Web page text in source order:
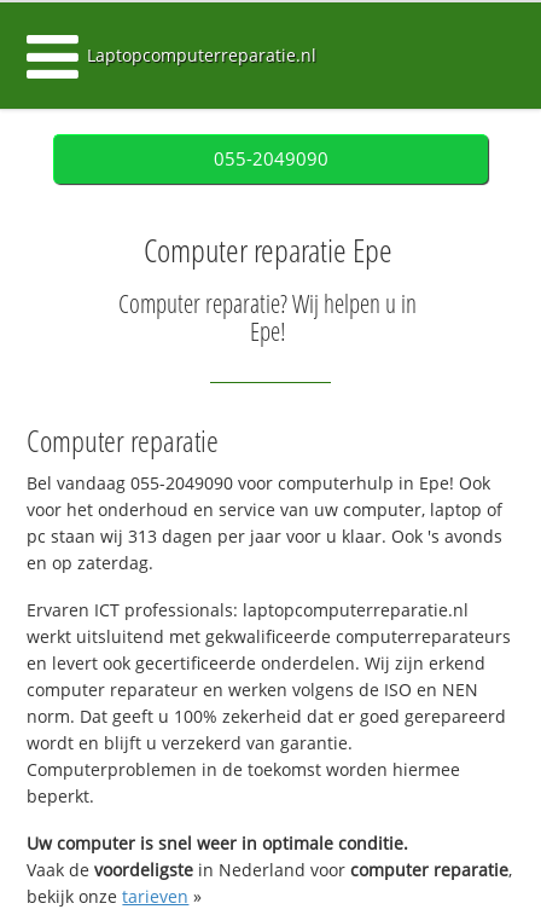
Laptopcomputerreparatie.nl
055-2049090
Computer reparatie Epe
Computer reparatie? Wij helpen u in
Epe!
Computer reparatie
Bel vandaag 055-2049090 voor computerhulp in Epe! Ook
voor het onderhoud en service van uw computer, laptop of
pc staan wij 313 dagen per jaar voor u klaar. Ook 's avonds
en op zaterdag.
Ervaren ICT professionals: laptopcomputerreparatie.nl
werkt uitsluitend met gekwalificeerde computerreparateurs
en levert ook gecertificeerde onderdelen. Wij zijn erkend
computer reparateur en werken volgens de ISO en NEN
norm. Dat geeft u 100% zekerheid dat er goed gerepareerd
wordt en blijft u verzekerd van garantie.
Computerproblemen in de toekomst worden hiermee
beperkt.
Uw computer is snel weer in optimale conditie.
Vaak devoordeligste in Nederland voorcomputer reparatie,
bekijk onzetarieven »